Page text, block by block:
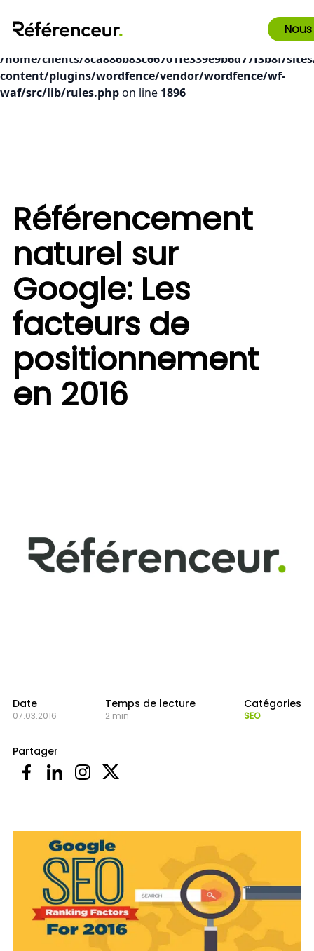
Deprecated: preg_replace(): Passing null to parameter #3
($subject) of type array|string is deprecated in
/home/clients/8ca886b83c66701fe339e9b6d77f3b8f/
content/plugins/wordfence/vendor/wordfence/wf-
waf/src/lib/rules.phpon line 1896
Référencement
naturel sur
Google: Les
facteurs de
positionnement
en 2016
Date
07.03.2016
Temps de lecture
2 min
Catégories
SEO
Partager